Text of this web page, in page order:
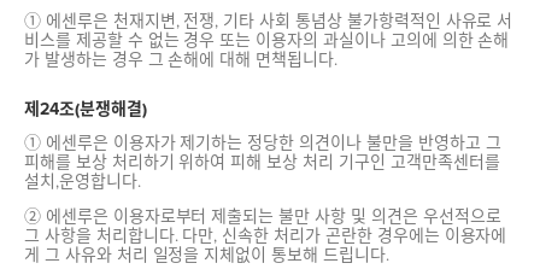
① 에센루은 천재지변, 전쟁, 기타 사회 통념상 불가항력적인 사유로 서
비스를 제공할 수 없는 경우 또는 이용자의 과실이나 고의에 의한 손해
가 발생하는 경우 그 손해에 대해 면책됩니다.
제24조(분쟁해결)
① 에센루은 이용자가 제기하는 정당한 의견이나 불만을 반영하고 그
피해를 보상 처리하기 위하여 피해 보상 처리 기구인 고객만족센터를
설치,운영합니다.
② 에센루은 이용자로부터 제출되는 불만 사항 및 의견은 우선적으로
그 사항을 처리합니다. 다만, 신속한 처리가 곤란한 경우에는 이용자에
게 그 사유와 처리 일정을 지체없이 통보해 드립니다.